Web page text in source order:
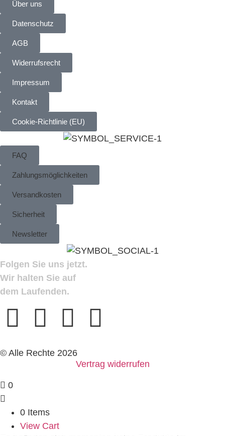
Über uns
Datenschutz
AGB
Widerrufsrecht
Impressum
Kontakt
Cookie-Richtlinie (EU)
FAQ
Zahlungsmöglichkeiten
Versandkosten
Sicherheit
Newsletter
Folgen Sie uns jetzt.
Wir halten Sie auf
dem Laufenden.
© Alle Rechte 2026
Vertrag widerrufen
0
0 Items
View Cart